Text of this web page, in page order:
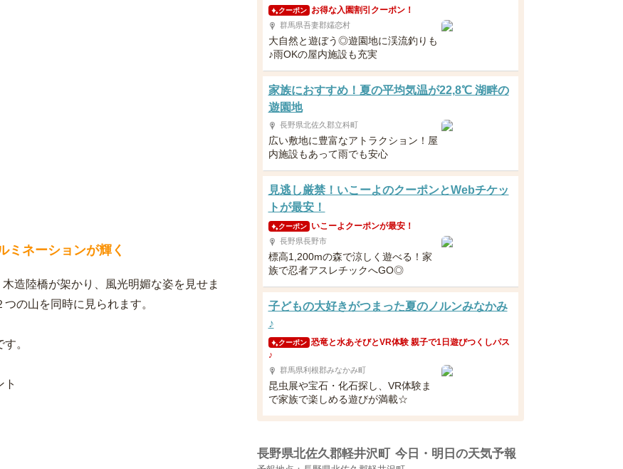
ミネーションが輝く
造陸橋が架かり、風光明媚な姿を見せま
の山を同時に見られます。
。
ト
クーポン お得な入園割引クーポン！
群馬県吾妻郡嬬恋村
大自然と遊ぼう◎遊園地に渓流釣りも
♪雨OKの屋内施設も充実
家族におすすめ！夏の平均気温が22,8℃ 湖畔の
遊園地
長野県北佐久郡立科町
広い敷地に豊富なアトラクション！屋
内施設もあって雨でも安心
見逃し厳禁！いこーよのクーポンとWebチケッ
トが最安！
クーポン いこーよクーポンが最安！
長野県長野市
標高1,200mの森で涼しく遊べる！家
族で忍者アスレチックへGO◎
子どもの大好きがつまった夏のノルンみなかみ
♪
クーポン 恐竜と水あそびとVR体験 親子で1日遊びつくしパス
♪
群馬県利根郡みなかみ町
昆虫展や宝石・化石探し、VR体験ま
で家族で楽しめる遊びが満載☆
長野県北佐久郡軽井沢町 今日・明日の天気予報